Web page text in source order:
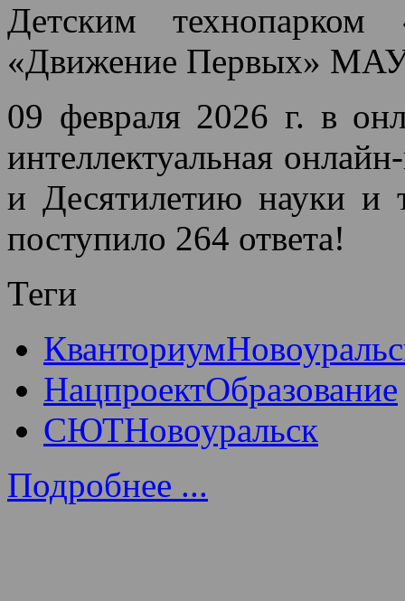
Детским
«Движение Первых»
09 февраля 2026 г. в
интеллектуальная
и Десятилетию науки и
поступило 264 ответа!
Теги
НацпроектОбразование
СЮТНовоуральск
Подробнее ...